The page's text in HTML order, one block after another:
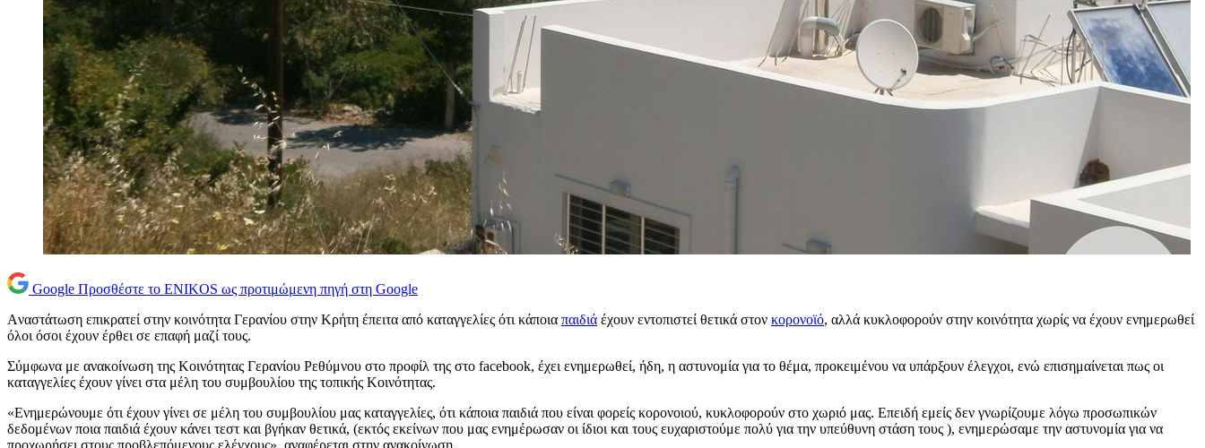
Google Προσθέστε το ENIKOS ως προτιμώμενη πηγή στη Google
Aναστάτωση επικρατεί στην κοινότητα Γερανίου στην Κρήτη έπειτα από καταγγελίες ότι κάποια παιδιά έχουν εντοπιστεί θετικά στον κορονοϊό, αλλά κυκλοφορούν στην κοινότητα χωρίς να έχουν ενημερωθεί
όλοι όσοι έχουν έρθει σε επαφή μαζί τους.
Σύμφωνα με ανακοίνωση της Κοινότητας Γερανίου Ρεθύμνου στο προφίλ της στο facebook, έχει ενημερωθεί, ήδη, η αστυνομία για το θέμα, προκειμένου να υπάρξουν έλεγχοι, ενώ επισημαίνεται πως οι
καταγγελίες έχουν γίνει στα μέλη του συμβουλίου της τοπικής Κοινότητας.
«Ενημερώνουμε ότι έχουν γίνει σε μέλη του συμβουλίου μας καταγγελίες, ότι κάποια παιδιά που είναι φορείς κορονοιού, κυκλοφορούν στο χωριό μας. Επειδή εμείς δεν γνωρίζουμε λόγω προσωπικών
δεδομένων ποια παιδιά έχουν κάνει τεστ και βγήκαν θετικά, (εκτός εκείνων που μας ενημέρωσαν οι ίδιοι και τους ευχαριστούμε πολύ για την υπεύθυνη στάση τους ), ενημερώσαμε την αστυνομία για να